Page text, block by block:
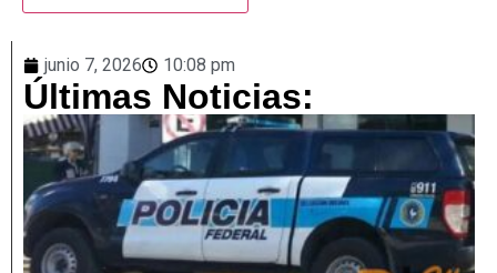
junio 7, 2026 10:08 pm
Últimas Noticias: